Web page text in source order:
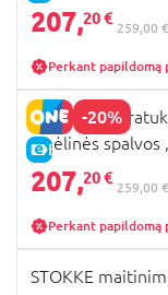
207,20 €
259,00 €
Perkant
-20%
E-KAINA
GLOBBER
smėlinės spalvos
207,20 €
259,00 €
Perkant
STOKKE